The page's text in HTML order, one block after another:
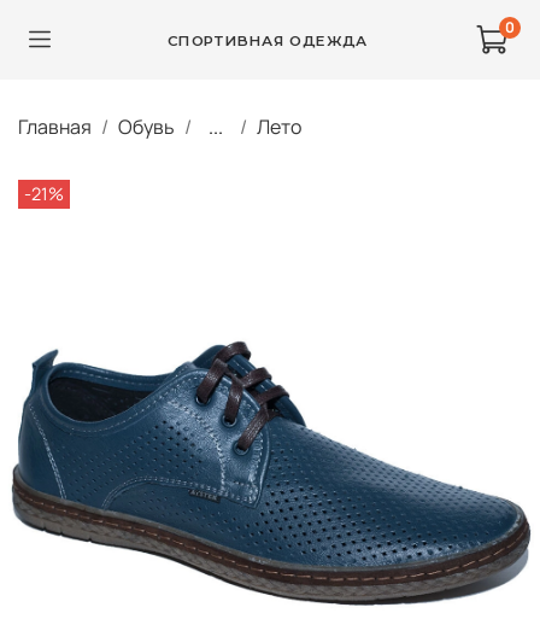
СПОРТИВНАЯ ОДЕЖДА
0
Главная Обувь ... Лето
-21%